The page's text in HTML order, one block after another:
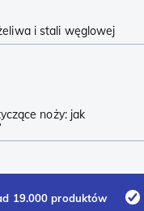
i stali węglowej
noży: jak
19.000 produktów